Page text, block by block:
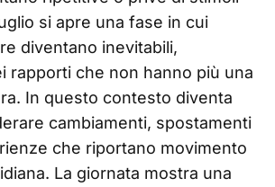
si apre una fase in cui
diventano inevitabili,
rapporti che non hanno più una
In questo contesto diventa
cambiamenti, spostamenti
che riportano movimento
La giornata mostra una